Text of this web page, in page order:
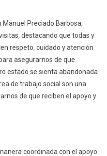
Situación
De
Preciado Barbosa,
destacando que todas y
respeto, cuidado y atención
asegurarnos de que
estado se sienta abandonada
de trabajo social son una
de que reciben el apoyo y
coordinada con el apoyo